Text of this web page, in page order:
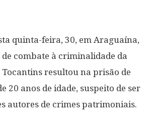
quinta-feira, 30, em Araguaína,
combate à criminalidade da
resultou na prisão de
20 anos de idade, suspeito de ser
autores de crimes patrimoniais.